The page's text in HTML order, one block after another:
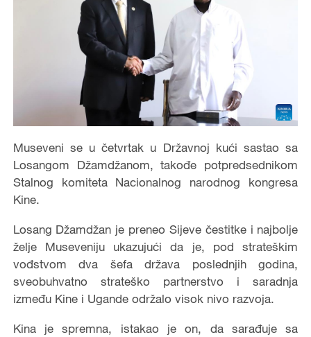
Museveni se u četvrtak u Državnoj kući sastao sa
Losangom Džamdžanom, takođe potpredsednikom
Stalnog komiteta Nacionalnog narodnog kongresa
Kine.
Losang Džamdžan je preneo Sijeve čestitke i najbolje
želje Museveniju ukazujući da je, pod strateškim
vođstvom dva šefa država poslednjih godina,
sveobuhvatno strateško partnerstvo i saradnja
između Kine i Ugande održalo visok nivo razvoja.
Kina je spremna, istakao je on, da sarađuje sa